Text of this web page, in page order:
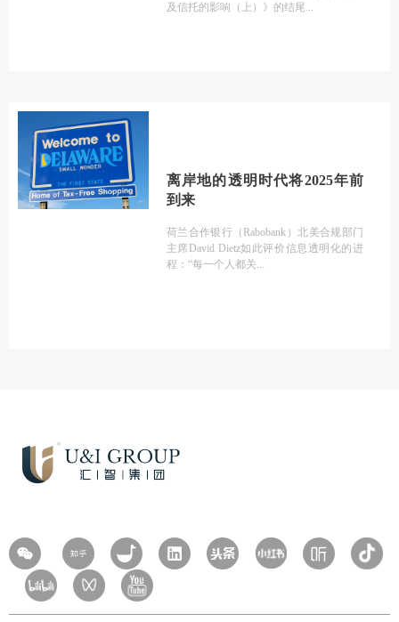
及信托的影响（上）》的结尾
离岸地的透明时代将2025年前
到来
荷兰合作银行（Rabobank）北美合规部门
主席David Dietz如此评价信息透明化的进
程：“每一个人都关